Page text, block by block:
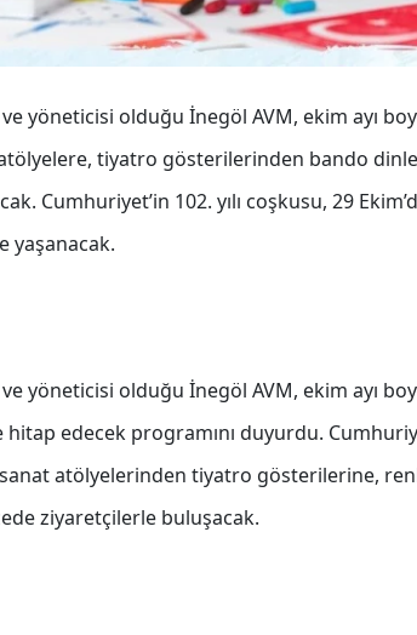
ve yöneticisi olduğu İnegöl AVM, ekim ayı
atölyelere, tiyatro gösterilerinden bando
Cumhuriyet’in 102. yılı coşkusu, 29
yaşanacak.
ve yöneticisi olduğu İnegöl AVM, ekim ayı
edecek programını duyurdu.
atölyelerinden tiyatro gösterilerine,
ziyaretçilerle buluşacak.